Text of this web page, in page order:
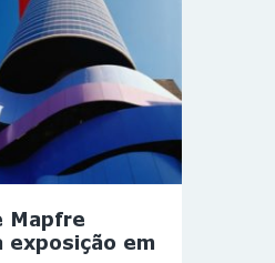
Mapfre
exposição em